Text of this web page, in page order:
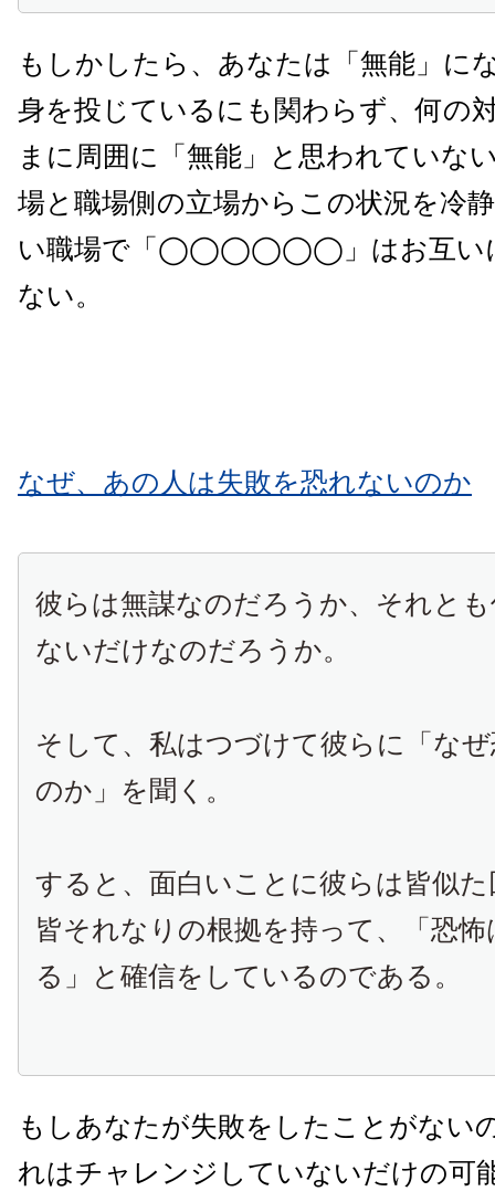
もしかしたら、あなたは「無能」に
身を投じているにも関わらず、何の
まに周囲に「無能」と思われていな
場と職場側の立場からこの状況を冷
い職場で「◯◯◯◯◯◯」はお互い
ない。
なぜ、あの人は失敗を恐れないのか
彼らは無謀なのだろうか、それと
ないだけなのだろうか。
そして、私はつづけて彼らに「な
のか」を聞く。
すると、面白いことに彼らは皆似
皆それなりの根拠を持って、「恐
る」と確信をしているのである。
もしあなたが失敗をしたことがない
れはチャレンジしていないだけの可